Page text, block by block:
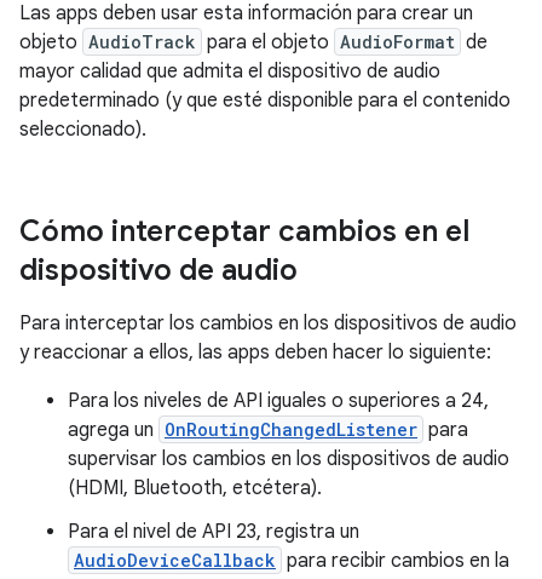
Las apps deben usar esta información para crear un
objeto AudioTrack para el objeto AudioFormat de
mayor calidad que admita el dispositivo de audio
predeterminado (y que esté disponible para el contenido
seleccionado).
Cómo interceptar cambios en el
dispositivo de audio
Para interceptar los cambios en los dispositivos de audio
y reaccionar a ellos, las apps deben hacer lo siguiente:
Para los niveles de API iguales o superiores a 24,
agrega un OnRoutingChangedListener para
supervisar los cambios en los dispositivos de audio
(HDMI, Bluetooth, etcétera).
Para el nivel de API 23, registra un
AudioDeviceCallback para recibir cambios en la